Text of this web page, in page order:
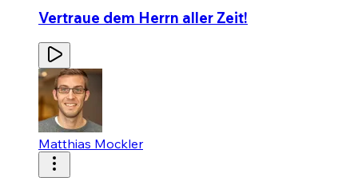
Vertraue dem Herrn aller Zeit!
Matthias Mockler